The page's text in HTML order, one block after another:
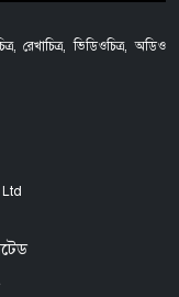
রেখাচিত্র, ভিডিওচিত্র, অডিও